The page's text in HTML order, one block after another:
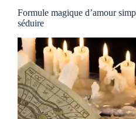
Formule magique d’amour
séduire